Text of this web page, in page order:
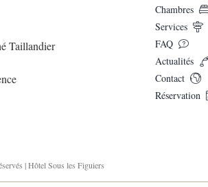
Taillandier
Chambres
Services
FAQ
Actualités
Contact
Réservation
| Hôtel Sous les Figuiers